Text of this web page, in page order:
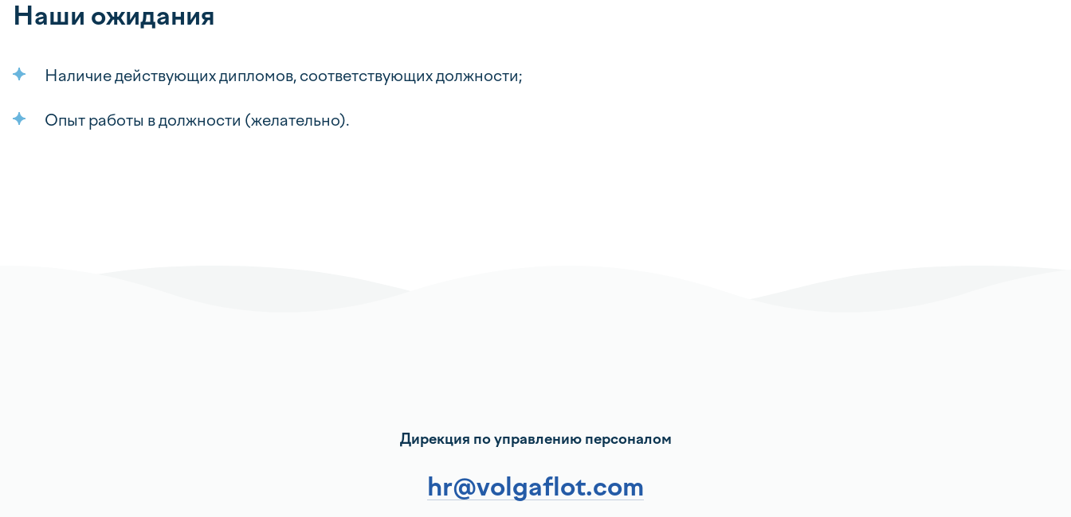
Наши ожидания
Наличие действующих дипломов, соответствующих должности;
Опыт работы в должности (желательно).
Дирекция по управлению персоналом
hr@volgaflot.com